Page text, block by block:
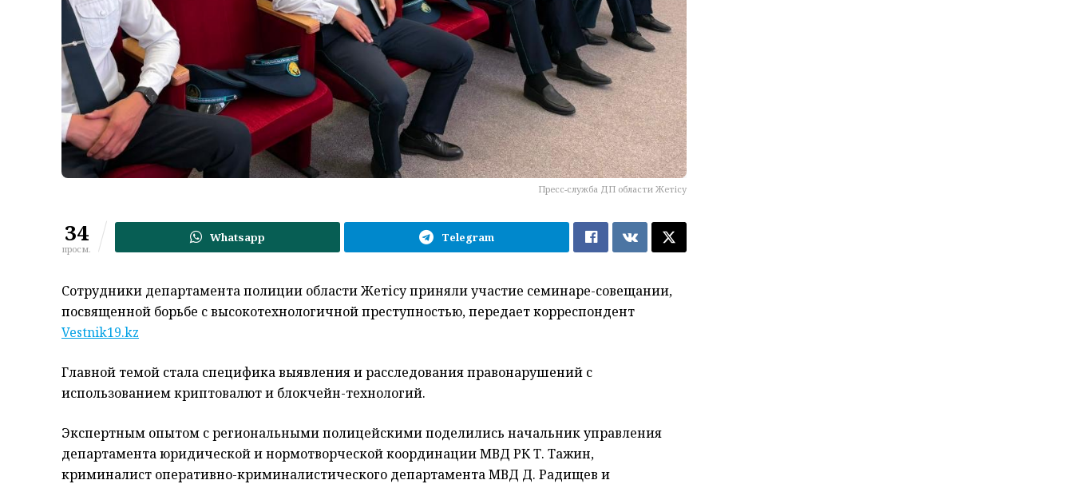
Пресс-служба ДП области Жетісу
34
просм.
Whatsapp Telegram
Сотрудники департамента полиции области Жетісу приняли участие семинаре-совещании,
посвященной борьбе с высокотехнологичной преступностью, передает корреспондент
Vestnik19.kz
Главной темой стала специфика выявления и расследования правонарушений с
использованием криптовалют и блокчейн-технологий.
Экспертным опытом с региональными полицейскими поделились начальник управления
департамента юридической и нормотворческой координации МВД РК Т. Тажин,
криминалист оперативно-криминалистического департамента МВД Д. Радищев и